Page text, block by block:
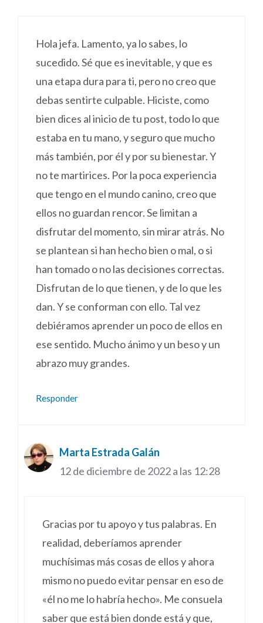
Hola jefa. Lamento, ya lo sabes, lo
sucedido. Sé que es inevitable, y que es
una etapa dura para ti, pero no creo que
debas sentirte culpable. Hiciste, como
bien dices al inicio de tu post, todo lo que
estaba en tu mano, y seguro que mucho
más también, por él y por su bienestar. Y
no te martirices. Por la poca experiencia
que tengo en el mundo canino, creo que
ellos no guardan rencor. Se limitan a
disfrutar del momento, sin mirar atrás. No
se plantean si han hecho bien o mal, o si
han tomado o no las decisiones correctas.
Disfrutan de lo que tienen, y de lo que les
dan. Y se conforman con ello. Tal vez
debiéramos aprender un poco de ellos en
ese sentido. Mucho ánimo y un beso y un
abrazo muy grandes.
Responder
Marta Estrada Galán
12 de diciembre de 2022 a las 12:28
Gracias por tu apoyo y tus palabras. En
realidad, deberíamos aprender
muchísimas más cosas de ellos y ahora
mismo no puedo evitar pensar en eso de
«él no me lo habría hecho». Me consuela
saber que está bien donde está y que,